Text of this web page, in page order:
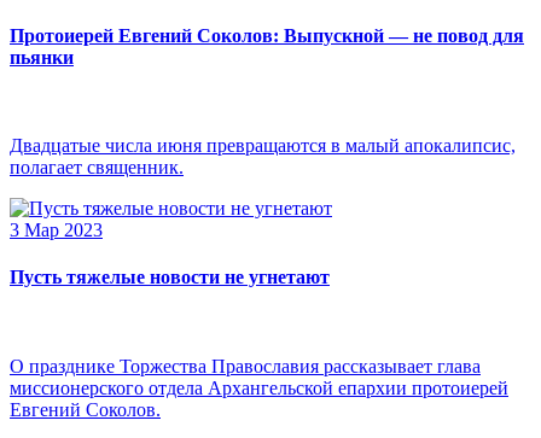
Протоиерей Евгений Соколов: Выпускной — не повод для
пьянки
Двадцатые числа июня превращаются в малый апокалипсис,
полагает священник.
3 Мар 2023
Пусть тяжелые новости не угнетают
О празднике Торжества Православия рассказывает глава
миссионерского отдела Архангельской епархии протоиерей
Евгений Соколов.